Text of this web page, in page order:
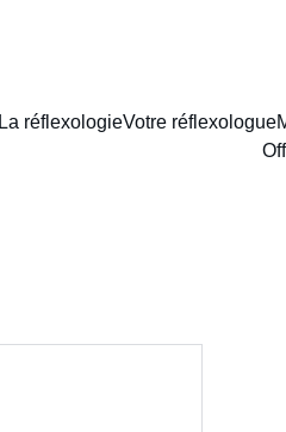
La réflexologieVotre réflexologue